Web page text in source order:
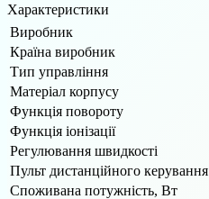
Характеристики
Виробник
Країна виробник
Тип управління
Матеріал корпусу
Функція повороту
Функція іонізації
Регулювання швидкості
Пульт дистанційного керування
Споживана потужність, Вт